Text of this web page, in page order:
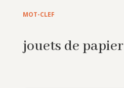
MOT-CLEF
jouets de papier